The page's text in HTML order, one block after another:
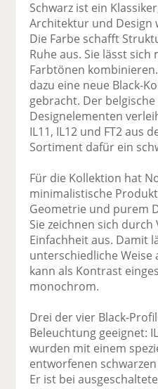
Schwarz ist ein
Architektur und Design
Die Farbe schafft
Ruhe aus. Sie lässt
Farbtönen
dazu eine neue Black-
gebracht. Der
Designelementen
IL11, IL12 und FT2 aus
Sortiment dafür ein
Für die Kollektion hat
minimalistische
Geometrie und purem
Sie zeichnen sich
Einfachheit aus. Damit
unterschiedliche Weise
kann als Kontrast
monochrom.
Drei der vier Black-
Beleuchtung geeignet:
wurden mit einem
entworfenen
Er ist bei